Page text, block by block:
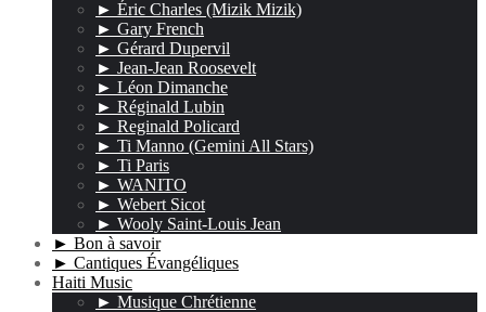
► Éric Charles (Mizik Mizik)
► Gary French
► Gérard Dupervil
► Jean-Jean Roosevelt
► Léon Dimanche
► Réginald Lubin
► Reginald Policard
► Ti Manno (Gemini All Stars)
► Ti Paris
► WANITO
► Webert Sicot
► Wooly Saint-Louis Jean
► Bon à savoir
► Cantiques Évangéliques
Haiti Music
► Musique Chrétienne